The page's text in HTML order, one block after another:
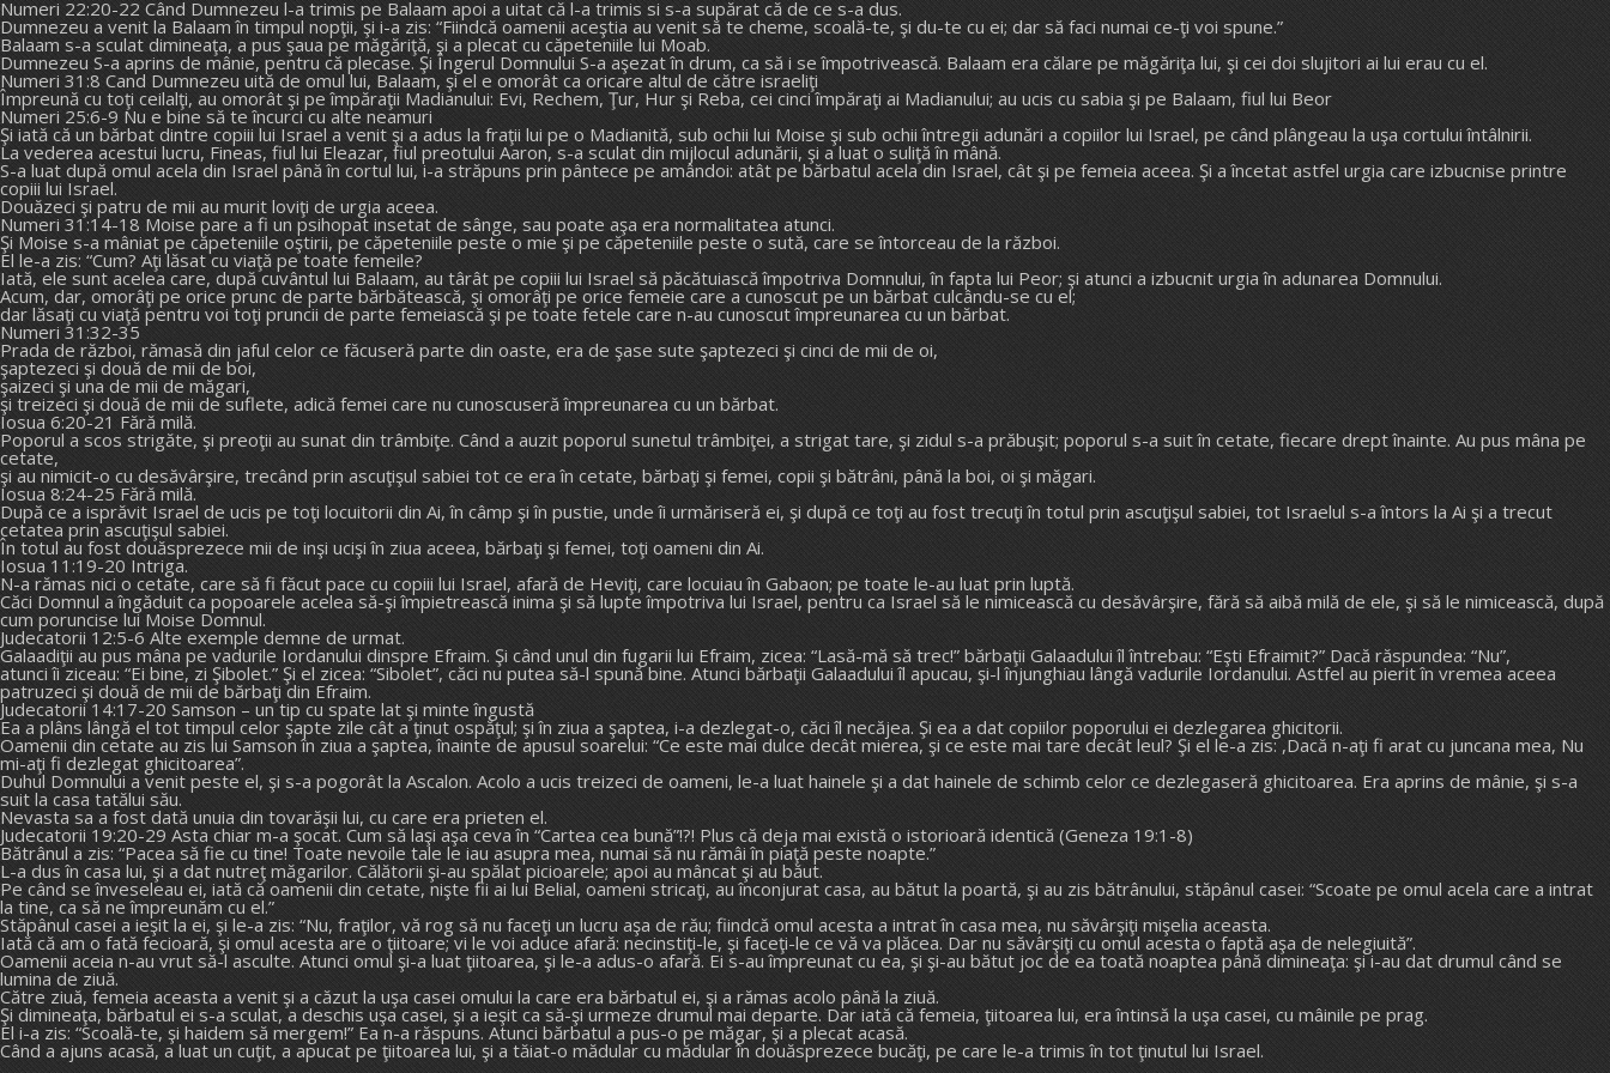
Numeri 22:20-22 Când Dumnezeu l-a trimis pe Balaam apoi a uitat că l-a trimis si s-a supărat că de ce s-a dus.
Dumnezeu a venit la Balaam în timpul nopţii, şi i-a zis: “Fiindcă oamenii aceştia au venit să te cheme, scoală-te, şi du-te cu ei; dar să faci numai ce-ţi voi spune.”
Balaam s-a sculat dimineaţa, a pus şaua pe măgăriţă, şi a plecat cu căpeteniile lui Moab.
Dumnezeu S-a aprins de mânie, pentru că plecase. Şi Îngerul Domnului S-a aşezat în drum, ca să i se împotrivească. Balaam era călare pe măgăriţa lui, şi cei doi slujitori ai lui erau cu el.
Numeri 31:8 Cand Dumnezeu uită de omul lui, Balaam, şi el e omorât ca oricare altul de către israeliţi
Împreună cu toţi ceilalţi, au omorât şi pe împăraţii Madianului: Evi, Rechem, Ţur, Hur şi Reba, cei cinci împăraţi ai Madianului; au ucis cu sabia şi pe Balaam, fiul lui Beor
Numeri 25:6-9 Nu e bine să te încurci cu alte neamuri
Şi iată că un bărbat dintre copiii lui Israel a venit şi a adus la fraţii lui pe o Madianită, sub ochii lui Moise şi sub ochii întregii adunări a copiilor lui Israel, pe când plângeau la uşa cortului întâlnirii.
La vederea acestui lucru, Fineas, fiul lui Eleazar, fiul preotului Aaron, s-a sculat din mijlocul adunării, şi a luat o suliţă în mână.
S-a luat după omul acela din Israel până în cortul lui, i-a străpuns prin pântece pe amândoi: atât pe bărbatul acela din Israel, cât şi pe femeia aceea. Şi a încetat astfel urgia care izbucnise printre
copiii lui Israel.
Douăzeci şi patru de mii au murit loviţi de urgia aceea.
Numeri 31:14-18 Moise pare a fi un psihopat insetat de sânge, sau poate aşa era normalitatea atunci.
Şi Moise s-a mâniat pe căpeteniile oştirii, pe căpeteniile peste o mie şi pe căpeteniile peste o sută, care se întorceau de la război.
El le-a zis: “Cum? Aţi lăsat cu viaţă pe toate femeile?
Iată, ele sunt acelea care, după cuvântul lui Balaam, au târât pe copiii lui Israel să păcătuiască împotriva Domnului, în fapta lui Peor; şi atunci a izbucnit urgia în adunarea Domnului.
Acum, dar, omorâţi pe orice prunc de parte bărbătească, şi omorâţi pe orice femeie care a cunoscut pe un bărbat culcându-se cu el;
dar lăsaţi cu viaţă pentru voi toţi pruncii de parte femeiască şi pe toate fetele care n-au cunoscut împreunarea cu un bărbat.
Numeri 31:32-35
Prada de război, rămasă din jaful celor ce făcuseră parte din oaste, era de şase sute şaptezeci şi cinci de mii de oi,
şaptezeci şi două de mii de boi,
şaizeci şi una de mii de măgari,
şi treizeci şi două de mii de suflete, adică femei care nu cunoscuseră împreunarea cu un bărbat.
Iosua 6:20-21 Fără milă.
Poporul a scos strigăte, şi preoţii au sunat din trâmbiţe. Când a auzit poporul sunetul trâmbiţei, a strigat tare, şi zidul s-a prăbuşit; poporul s-a suit în cetate, fiecare drept înainte. Au pus mâna pe
cetate,
şi au nimicit-o cu desăvârşire, trecând prin ascuţişul sabiei tot ce era în cetate, bărbaţi şi femei, copii şi bătrâni, până la boi, oi şi măgari.
Iosua 8:24-25 Fără milă.
După ce a isprăvit Israel de ucis pe toţi locuitorii din Ai, în câmp şi în pustie, unde îi urmăriseră ei, şi după ce toţi au fost trecuţi în totul prin ascuţişul sabiei, tot Israelul s-a întors la Ai şi a trecut
cetatea prin ascuţişul sabiei.
În totul au fost douăsprezece mii de inşi ucişi în ziua aceea, bărbaţi şi femei, toţi oameni din Ai.
Iosua 11:19-20 Intriga.
N-a rămas nici o cetate, care să fi făcut pace cu copiii lui Israel, afară de Heviţi, care locuiau în Gabaon; pe toate le-au luat prin luptă.
Căci Domnul a îngăduit ca popoarele acelea să-şi împietrească inima şi să lupte împotriva lui Israel, pentru ca Israel să le nimicească cu desăvârşire, fără să aibă milă de ele, şi să le nimicească, după
cum poruncise lui Moise Domnul.
Judecatorii 12:5-6 Alte exemple demne de urmat.
Galaadiţii au pus mâna pe vadurile Iordanului dinspre Efraim. Şi când unul din fugarii lui Efraim, zicea: “Lasă-mă să trec!” bărbaţii Galaadului îl întrebau: “Eşti Efraimit?” Dacă răspundea: “Nu”,
atunci îi ziceau: “Ei bine, zi Şibolet.” Şi el zicea: “Sibolet”, căci nu putea să-l spună bine. Atunci bărbaţii Galaadului îl apucau, şi-l înjunghiau lângă vadurile Iordanului. Astfel au pierit în vremea aceea
patruzeci şi două de mii de bărbaţi din Efraim.
Judecatorii 14:17-20 Samson – un tip cu spate lat şi minte îngustă
Ea a plâns lângă el tot timpul celor şapte zile cât a ţinut ospăţul; şi în ziua a şaptea, i-a dezlegat-o, căci îl necăjea. Şi ea a dat copiilor poporului ei dezlegarea ghicitorii.
Oamenii din cetate au zis lui Samson în ziua a şaptea, înainte de apusul soarelui: “Ce este mai dulce decât mierea, şi ce este mai tare decât leul? Şi el le-a zis: ,Dacă n-aţi fi arat cu juncana mea, Nu
mi-aţi fi dezlegat ghicitoarea”.
Duhul Domnului a venit peste el, şi s-a pogorât la Ascalon. Acolo a ucis treizeci de oameni, le-a luat hainele şi a dat hainele de schimb celor ce dezlegaseră ghicitoarea. Era aprins de mânie, şi s-a
suit la casa tatălui său.
Nevasta sa a fost dată unuia din tovarăşii lui, cu care era prieten el.
Judecatorii 19:20-29 Asta chiar m-a şocat. Cum să laşi aşa ceva în “Cartea cea bună”!?! Plus că deja mai există o istorioară identică (Geneza 19:1-8)
Bătrânul a zis: “Pacea să fie cu tine! Toate nevoile tale le iau asupra mea, numai să nu rămâi în piaţă peste noapte.”
L-a dus în casa lui, şi a dat nutreţ măgarilor. Călătorii şi-au spălat picioarele; apoi au mâncat şi au băut.
Pe când se înveseleau ei, iată că oamenii din cetate, nişte fii ai lui Belial, oameni stricaţi, au înconjurat casa, au bătut la poartă, şi au zis bătrânului, stăpânul casei: “Scoate pe omul acela care a intrat
la tine, ca să ne împreunăm cu el.”
Stăpânul casei a ieşit la ei, şi le-a zis: “Nu, fraţilor, vă rog să nu faceţi un lucru aşa de rău; fiindcă omul acesta a intrat în casa mea, nu săvârşiţi mişelia aceasta.
Iată că am o fată fecioară, şi omul acesta are o ţiitoare; vi le voi aduce afară: necinstiţi-le, şi faceţi-le ce vă va plăcea. Dar nu săvârşiţi cu omul acesta o faptă aşa de nelegiuită”.
Oamenii aceia n-au vrut să-l asculte. Atunci omul şi-a luat ţiitoarea, şi le-a adus-o afară. Ei s-au împreunat cu ea, şi şi-au bătut joc de ea toată noaptea până dimineaţa: şi i-au dat drumul când se
lumina de ziuă.
Către ziuă, femeia aceasta a venit şi a căzut la uşa casei omului la care era bărbatul ei, şi a rămas acolo până la ziuă.
Şi dimineaţa, bărbatul ei s-a sculat, a deschis uşa casei, şi a ieşit ca să-şi urmeze drumul mai departe. Dar iată că femeia, ţiitoarea lui, era întinsă la uşa casei, cu mâinile pe prag.
El i-a zis: “Scoală-te, şi haidem să mergem!” Ea n-a răspuns. Atunci bărbatul a pus-o pe măgar, şi a plecat acasă.
Când a ajuns acasă, a luat un cuţit, a apucat pe ţiitoarea lui, şi a tăiat-o mădular cu mădular în douăsprezece bucăţi, pe care le-a trimis în tot ţinutul lui Israel.